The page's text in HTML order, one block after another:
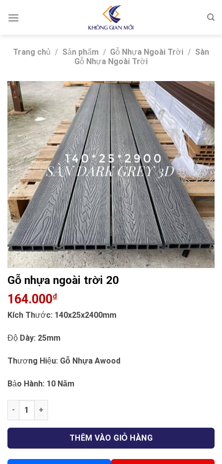
Trang chủ / Sản phẩm / Gỗ Nhựa Ngoài Trời / Sàn
Gỗ Nhựa Ngoài Trời
Gỗ nhựa ngoài trời 20
164.000₫
Kích Thước: 140x25x2400mm
Độ Dày: 25mm
Thương Hiệu: Gỗ Nhựa Awood
Bảo Hành: 10 Năm
Gỗ nhựa ngoài trời 20 số lượng
THÊM VÀO GIỎ HÀNG